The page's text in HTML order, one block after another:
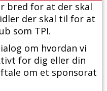
bred for at der skal
der skal til for at
som TPI.
om hvordan vi
for dig eller din
om et sponsorat